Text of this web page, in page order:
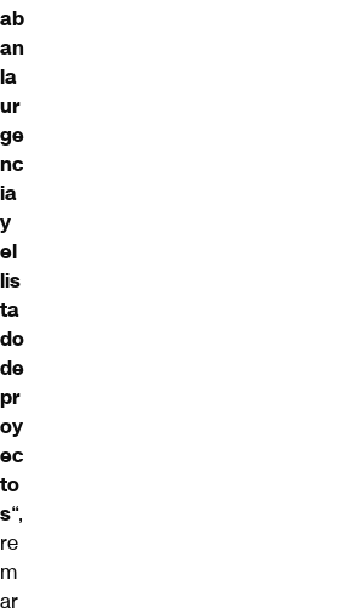
ab
an
la
ur
ge
nc
ia
y
el
lis
ta
do
de
pr
oy
ec
to
s“,
re
m
ar